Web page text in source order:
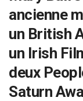
ancienne
un British
un Irish
deux
Saturn